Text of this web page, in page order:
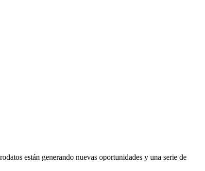
están generando nuevas oportunidades y una serie de